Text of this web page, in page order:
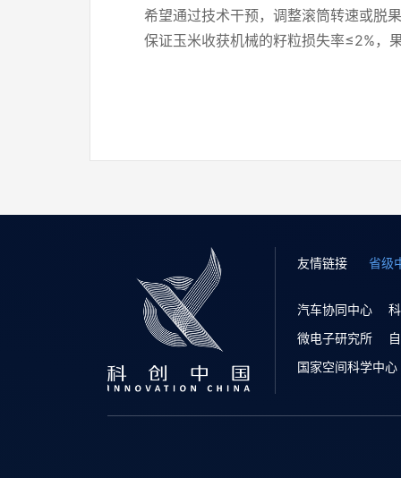
希望通过技术干预，调整滚筒转速或脱
保证玉米收获机械的籽粒损失率≤2%，
友情链接 省级
汽车协同中心
微电子研究所
国家空间科学中心